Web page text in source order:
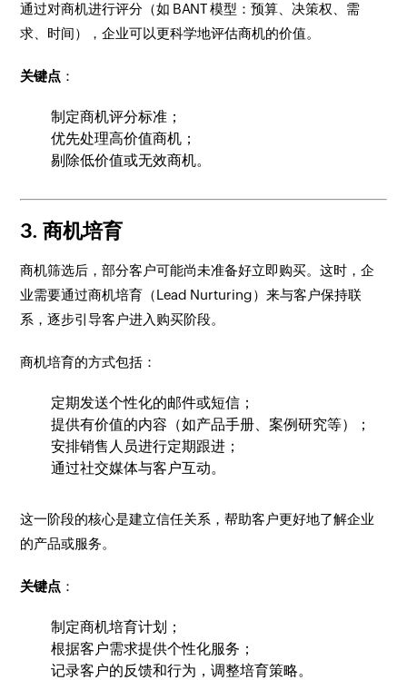
通过对商机进行评分（如 BANT 模型：预算、决策权、需
求、时间），企业可以更科学地评估商机的价值。
关键点 ：
制定商机评分标准；
优先处理高价值商机；
剔除低价值或无效商机。
3. 商机培育
商机筛选后，部分客户可能尚未准备好立即购买。这时，企
业需要通过商机培育（Lead Nurturing）来与客户保持联
系，逐步引导客户进入购买阶段。
商机培育的方式包括：
定期发送个性化的邮件或短信；
提供有价值的内容（如产品手册、案例研究等）；
安排销售人员进行定期跟进；
通过社交媒体与客户互动。
这一阶段的核心是建立信任关系，帮助客户更好地了解企业
的产品或服务。
关键点 ：
制定商机培育计划；
根据客户需求提供个性化服务；
记录客户的反馈和行为，调整培育策略。